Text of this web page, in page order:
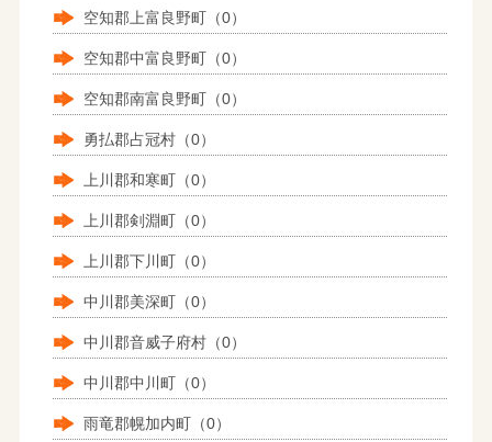
空知郡上富良野町（0）
空知郡中富良野町（0）
空知郡南富良野町（0）
勇払郡占冠村（0）
上川郡和寒町（0）
上川郡剣淵町（0）
上川郡下川町（0）
中川郡美深町（0）
中川郡音威子府村（0）
中川郡中川町（0）
雨竜郡幌加内町（0）